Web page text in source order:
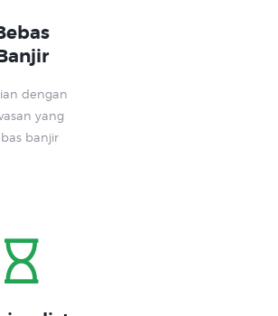
dengan
yang
banjir